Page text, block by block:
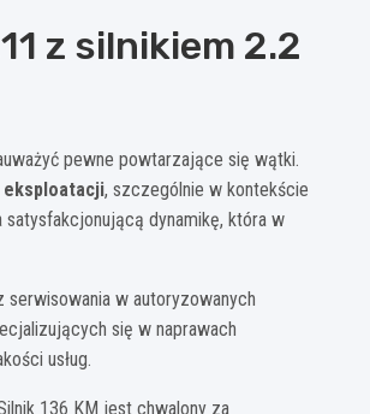
z silnikiem 2.2
pewne powtarzające się wątki.
eksploatacji, szczególnie w kontekście
dynamikę, która w
w autoryzowanych
się w naprawach
usług.
136 KM jest chwalony za